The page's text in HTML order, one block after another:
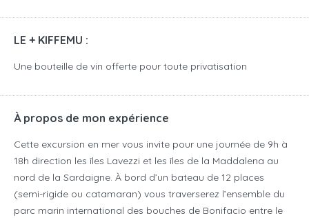
LE + KIFFEMU :
Une bouteille de vin offerte pour toute privatisation
À propos de mon expérience
Cette excursion en mer vous invite pour une journée de 9h à
18h direction les îles Lavezzi et les îles de la Maddalena au
nord de la Sardaigne. À bord d’un bateau de 12 places
(semi-rigide ou catamaran) vous traverserez l’ensemble du
parc marin international des bouches de Bonifacio entre le